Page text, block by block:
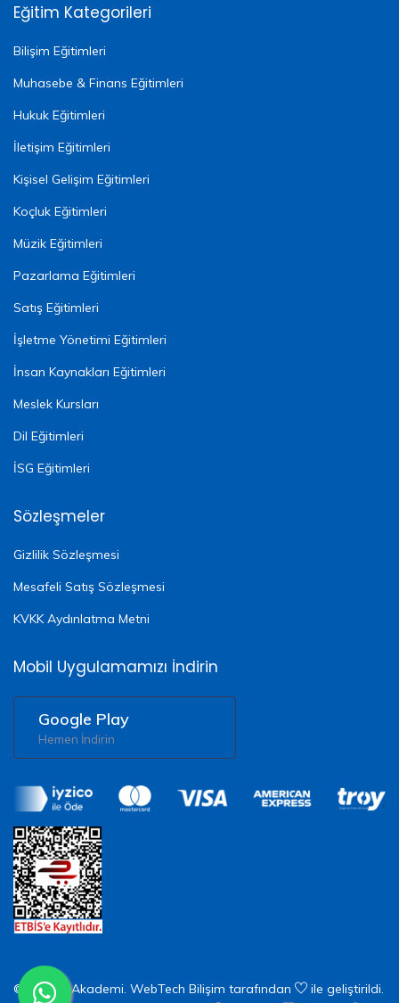
Eğitim Kategorileri
Bilişim Eğitimleri
Muhasebe & Finans Eğitimleri
Hukuk Eğitimleri
İletişim Eğitimleri
Kişisel Gelişim Eğitimleri
Koçluk Eğitimleri
Müzik Eğitimleri
Pazarlama Eğitimleri
Satış Eğitimleri
İşletme Yönetimi Eğitimleri
İnsan Kaynakları Eğitimleri
Meslek Kursları
Dil Eğitimleri
İSG Eğitimleri
Sözleşmeler
Gizlilik Sözleşmesi
Mesafeli Satış Sözleşmesi
KVKK Aydınlatma Metni
Mobil Uygulamamızı İndirin
Google Play
Hemen İndirin
© 2026 X Akademi. WebTech Bilişim tarafından ile geliştirildi.